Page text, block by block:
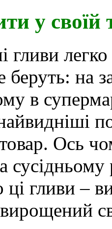
у своїй
гливи
беруть: на
в
Ось
гливи –